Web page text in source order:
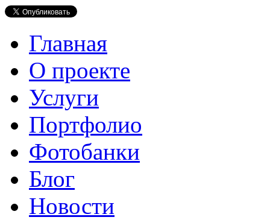
Главная
О проекте
Услуги
Портфолио
Фотобанки
Блог
Новости